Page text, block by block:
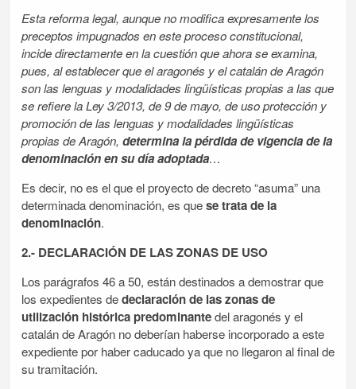
Esta reforma legal, aunque no modifica expresamente los
preceptos impugnados en este proceso constitucional,
incide directamente en la cuestión que ahora se examina,
pues, al establecer que el aragonés y el catalán de Aragón
son las lenguas y modalidades lingüísticas propias a las que
se refiere la Ley 3/2013, de 9 de mayo, de uso protección y
promoción de las lenguas y modalidades lingüísticas
propias de Aragón, determina la pérdida de vigencia de la
denominación en su día adoptada…
Es decir, no es el que el proyecto de decreto “asuma” una
determinada denominación, es quese trata de la
denominación.
2.- DECLARACIÓN DE LAS ZONAS DE USO
Los parágrafos 46 a 50, están destinados a demostrar que
los expedientes dedeclaración de las zonas de
utilización histórica predominantedel aragonés y el
catalán de Aragón no deberían haberse incorporado a este
expediente por haber caducado ya que no llegaron al final de
su tramitación.